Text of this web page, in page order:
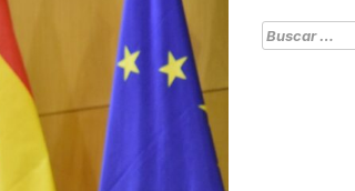
Buscar: